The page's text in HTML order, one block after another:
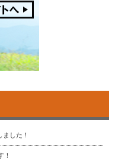
した！
！